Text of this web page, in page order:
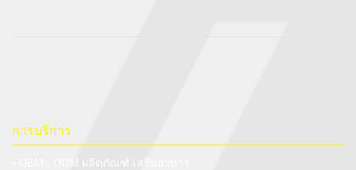
การบริการ
• OEM / ODM ผลิตภัณฑ์ เสริมอาหาร